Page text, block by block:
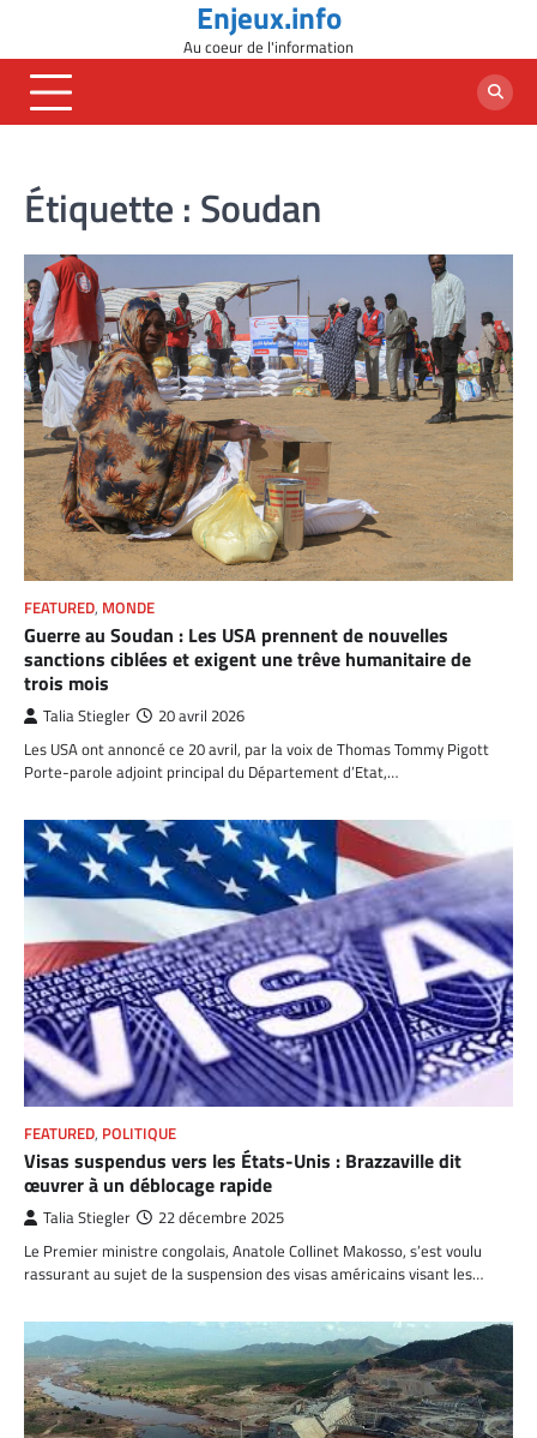
content
Enjeux.info
Au coeur de l'information
Étiquette : Soudan
FEATURED, MONDE
Guerre au Soudan : Les USA prennent de nouvelles
sanctions ciblées et exigent une trêve humanitaire de
trois mois
Talia Stiegler 20 avril 2026
Les USA ont annoncé ce 20 avril, par la voix de Thomas Tommy Pigott
Porte-parole adjoint principal du Département d’Etat,…
FEATURED, POLITIQUE
Visas suspendus vers les États-Unis : Brazzaville dit
œuvrer à un déblocage rapide
Talia Stiegler 22 décembre 2025
Le Premier ministre congolais, Anatole Collinet Makosso, s’est voulu
rassurant au sujet de la suspension des visas américains visant les…